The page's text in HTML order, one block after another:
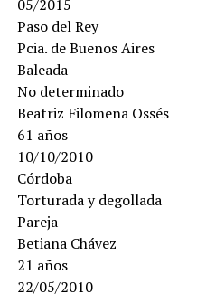
05/2015
Paso del Rey
Pcia. de Buenos Aires
Baleada
No determinado
Beatriz Filomena Ossés
61 años
10/10/2010
Córdoba
Torturada y degollada
Pareja
Betiana Chávez
21 años
22/05/2010